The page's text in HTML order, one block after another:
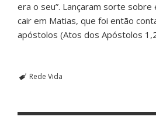
era o seu”. Lançaram sorte
cair em Matias, que foi então
apóstolos (Atos dos Apóstolos
Rede Vida